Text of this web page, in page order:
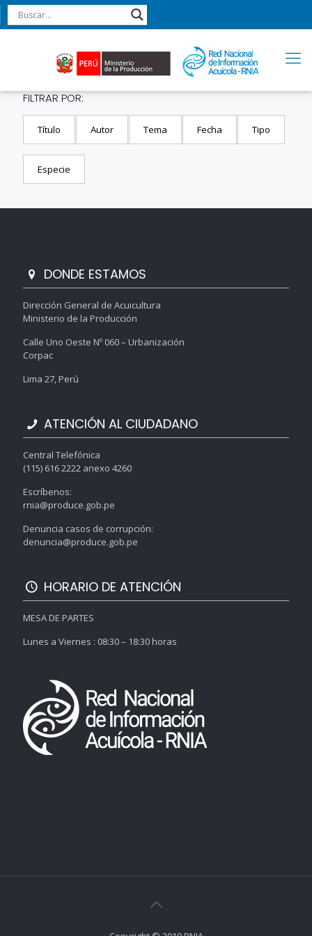
FILTRAR POR:
Título Autor Tema Fecha Tipo
Especie
DONDE ESTAMOS
Dirección General de Acuicultura
Ministerio de la Producción
Calle Uno Oeste Nº 060 – Urbanización
Corpac
Lima 27, Perú
ATENCIÓN AL CIUDADANO
Central Telefónica
(115) 616 2222 anexo 4260
Escríbenos:
rnia@produce.gob.pe
Denuncia casos de corrupción:
denuncia@produce.gob.pe
HORARIO DE ATENCIÓN
MESA DE PARTES
Lunes a Viernes : 08:30 – 18:30 horas